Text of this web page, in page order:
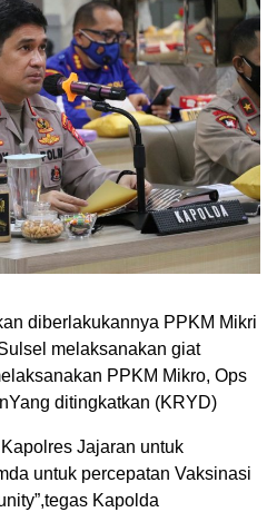
diberlakukannya PPKM Mikri
melaksanakan giat
PPKM Mikro, Ops
ditingkatkan (KRYD)
Jajaran untuk
untuk percepatan Vaksinasi
Kapolda